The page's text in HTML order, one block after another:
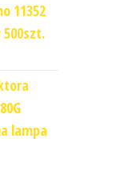
11352
500szt.
lampa